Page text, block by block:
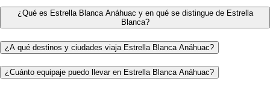
¿Qué es Estrella Blanca Anáhuac y en qué se distingue de Estrella
Blanca?
¿A qué destinos y ciudades viaja Estrella Blanca Anáhuac?
¿Cuánto equipaje puedo llevar en Estrella Blanca Anáhuac?